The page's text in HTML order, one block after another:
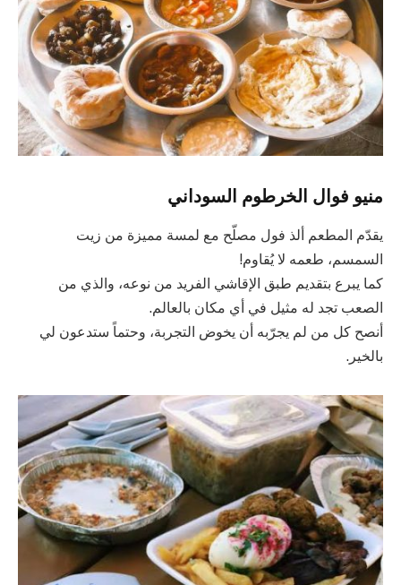
منيو فوال الخرطوم السوداني
يقدّم المطعم ألذ فول مصلّح مع لمسة مميزة من زيت
السمسم، طعمه لا يُقاوم!
كما يبرع بتقديم طبق الإقاشي الفريد من نوعه، والذي من
الصعب تجد له مثيل في أي مكان بالعالم.
أنصح كل من لم يجرّبه أن يخوض التجربة، وحتماً ستدعون لي
بالخير.